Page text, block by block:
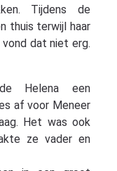
Tijdens de
thuis terwijl haar
vond dat niet erg.
Helena een
af voor Meneer
Het was ook
ze vader en